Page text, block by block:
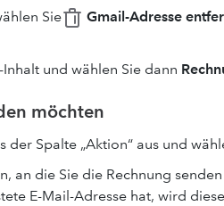
Sie
Gmail-Adresse
und wählen Sie dann
möchten
Spalte „Aktion“ aus und
an die Sie die Rechnung
E-Mail-Adresse hat, wird